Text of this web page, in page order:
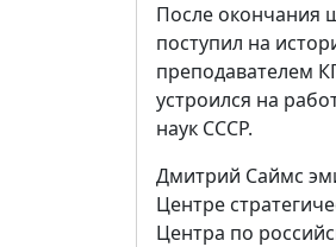
После окончания
поступил на
преподавателем
устроился на
наук СССР.
Дмитрий Саймс
Центре
Центра по